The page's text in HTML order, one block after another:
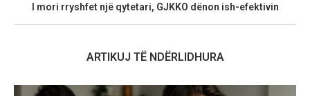
I mori rryshfet një qytetari, GJKKO dënon ish-efektivin
ARTIKUJ TË NDËRLIDHURA